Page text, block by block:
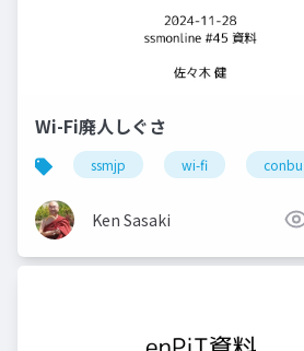
Wi-Fi廃人しぐさ
ssmjp wi-fi conbu
Ken Sasaki